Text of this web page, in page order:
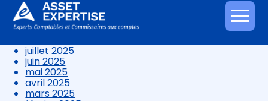
Aller
au
novembre 2025
octobre 2025
septembre 2025
juillet 2025
juin 2025
mai 2025
avril 2025
mars 2025